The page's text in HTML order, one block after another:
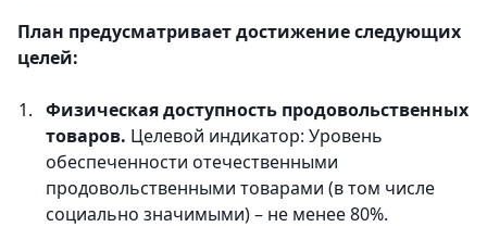
План предусматривает достижение следующих
целей:
Физическая доступность продовольственных
товаров. Целевой индикатор: Уровень
обеспеченности отечественными
продовольственными товарами (в том числе
социально значимыми) – не менее 80%.